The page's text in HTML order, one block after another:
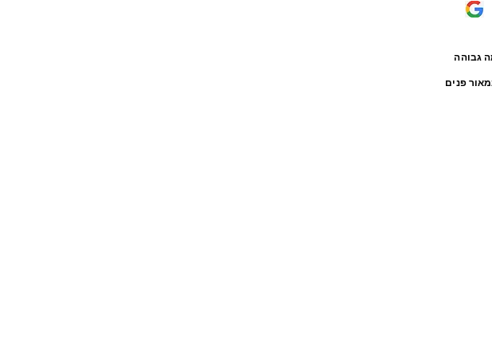
גבוהה
פנים